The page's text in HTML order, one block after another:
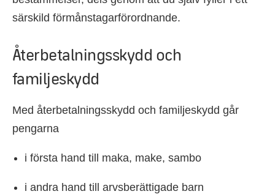
särskild förmånstagarförordnande.
Återbetalningsskydd och
familjeskydd
Med återbetalningsskydd och familjeskydd går
pengarna
i första hand till maka, make, sambo
i andra hand till arvsberättigade barn